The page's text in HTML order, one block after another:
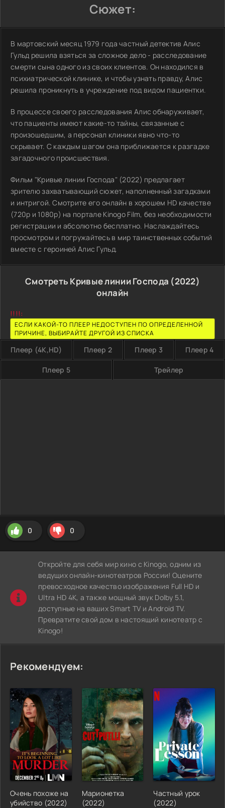
Сюжет:
В мартовский месяц 1979 года частный детектив Алис
Гульд решила взяться за сложное дело - расследование
смерти сына одного из своих клиентов. Он находился в
психиатрической клинике, и чтобы узнать правду, Алис
решила проникнуть в учреждение под видом пациентки.
В процессе своего расследования Алис обнаруживает,
что пациенты имеют какие-то тайны, связанные с
произошедшим, а персонал клиники явно что-то
скрывает. С каждым шагом она приближается к разгадке
загадочного происшествия.
Фильм "Кривые линии Господа" (2022) предлагает
зрителю захватывающий сюжет, наполненный загадками
и интригой. Смотрите его онлайн в хорошем HD качестве
(720p и 1080p) на портале Kinogo Film, без необходимости
регистрации и абсолютно бесплатно. Наслаждайтесь
просмотром и погружайтесь в мир таинственных событий
вместе с героиней Алис Гульд.
Смотреть Кривые линии Господа (2022)
онлайн
!!!!:
ЕСЛИ КАКОЙ-ТО ПЛЕЕР НЕДОСТУПЕН ПО ОПРЕДЕЛЕННОЙ
ПРИЧИНЕ, ВЫБИРАЙТЕ ДРУГОЙ ИЗ СПИСКА
Плеер (4K,HD) Плеер 2 Плеер 3 Плеер 4
Плеер 5 Трейлер
0 0
Откройте для себя мир кино с Kinogo, одним из
ведущих онлайн-кинотеатров России! Оцените
превосходное качество изображения Full HD и
Ultra HD 4K, а также мощный звук Dolby 5.1,
доступные на ваших Smart TV и Android TV.
Превратите свой дом в настоящий кинотеатр с
Kinogo!
Рекомендуем:
Очень похоже на
убийство (2022)
Марионетка
(2022)
Частный урок
(2022)